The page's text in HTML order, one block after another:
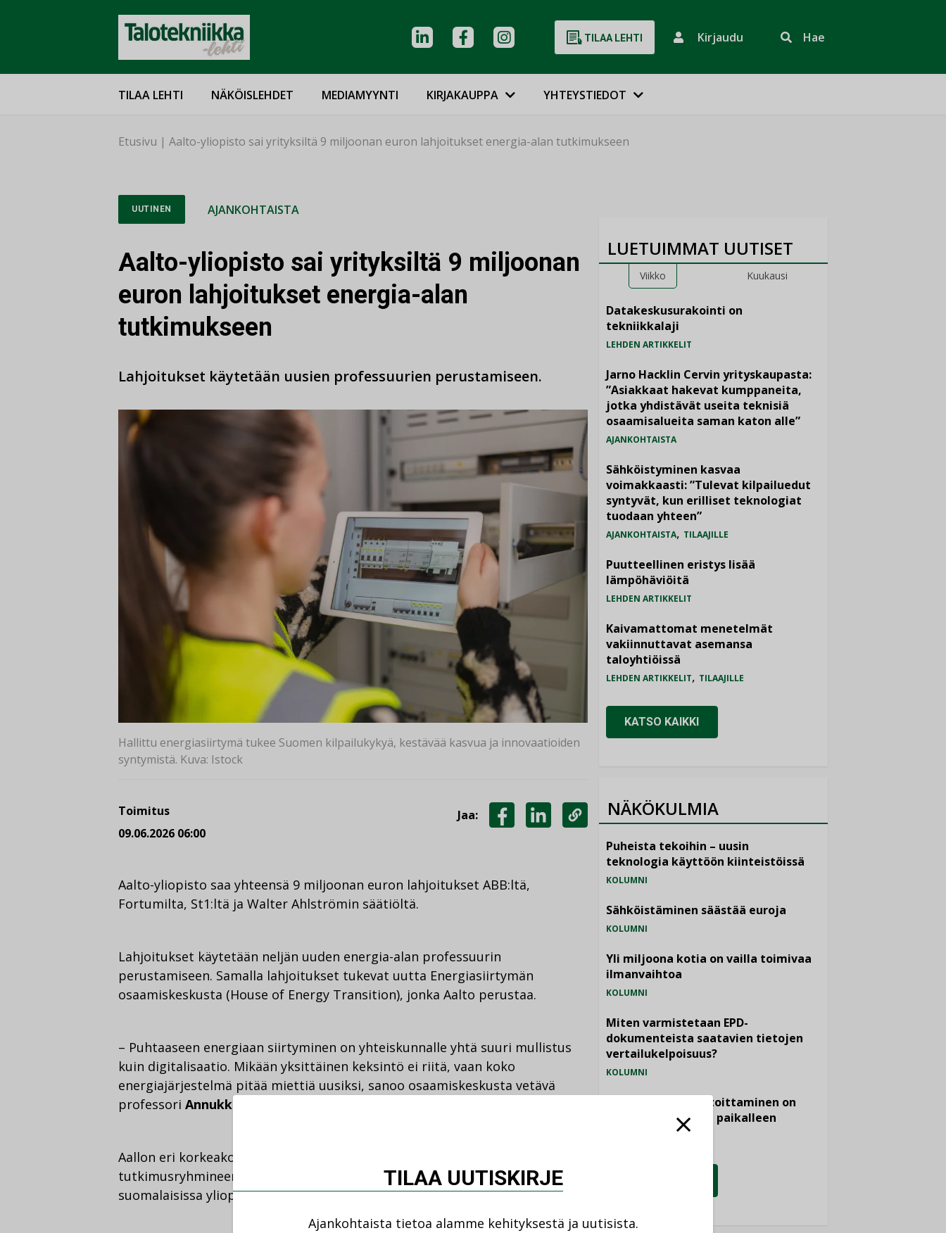
TILAA LEHTI Kirjaudu Hae
TILAA LEHTI NÄKÖISLEHDET MEDIAMYYNTI KIRJAKAUPPA YHTEYSTIEDOT
Etusivu | Aalto-yliopisto sai yrityksiltä 9 miljoonan euron lahjoitukset energia-alan tutkimukseen
UUTINEN AJANKOHTAISTA
Aalto-yliopisto sai yrityksiltä 9 miljoonan
euron lahjoitukset energia-alan
tutkimukseen
Lahjoitukset käytetään uusien professuurien perustamiseen.
Hallittu energiasiirtymä tukee Suomen kilpailukykyä, kestävää kasvua ja innovaatioiden
syntymistä. Kuva: Istock
Toimitus
09.06.2026 06:00
Jaa:
LINKEDINISSÄ
LINKKI
Aalto-yliopisto saa yhteensä 9 miljoonan euron lahjoitukset ABB:ltä,
Fortumilta, St1:ltä ja Walter Ahlströmin säätiöltä.
Lahjoitukset käytetään neljän uuden energia-alan professuurin
perustamiseen. Samalla lahjoitukset tukevat uutta Energiasiirtymän
osaamiskeskusta (House of Energy Transition), jonka Aalto perustaa.
– Puhtaaseen energiaan siirtyminen on yhteiskunnalle yhtä suuri mullistus
kuin digitalisaatio. Mikään yksittäinen keksintö ei riitä, vaan koko
energiajärjestelmä pitää miettiä uusiksi, sanoo osaamiskeskusta vetävä
professori Annukka Santasalo-Aarnio
Aallon eri korkeakouluissa työskentelee energian yli 40 professoria
tutkimusryhmineen, minkä on suurin energia-alan tutkijoiden määrä
suomalaisissa yliopistoissa.
LUETUIMMAT UUTISET
Viikko Kuukausi
Datakeskusurakointi on
tekniikkalaji
LEHDEN ARTIKKELIT
Jarno Hacklin Cervin yrityskaupasta:
”Asiakkaat hakevat kumppaneita,
jotka yhdistävät useita teknisiä
osaamisalueita saman katon alle”
AJANKOHTAISTA
Sähköistyminen kasvaa
voimakkaasti: ”Tulevat kilpailuedut
syntyvät, kun erilliset teknologiat
tuodaan yhteen”
AJANKOHTAISTA, TILAAJILLE
Puutteellinen eristys lisää
lämpöhäviöitä
LEHDEN ARTIKKELIT
Kaivamattomat menetelmät
vakiinnuttavat asemansa
taloyhtiöissä
LEHDEN ARTIKKELIT, TILAAJILLE
KATSO KAIKKI
NÄKÖKULMIA
Puheista tekoihin – uusin
teknologia käyttöön kiinteistöissä
KOLUMNI
Sähköistäminen säästää euroja
KOLUMNI
Yli miljoona kotia on vailla toimivaa
ilmanvaihtoa
KOLUMNI
Miten varmistetaan EPD-
dokumenteista saatavien tietojen
vertailukelpoisuus?
KOLUMNI
Vesi- ja viemärimitoittaminen on
jämähtänyt ajassa paikalleen
TILAA UUTISKIRJE
Ajankohtaista tietoa alamme kehityksestä ja uutisista.